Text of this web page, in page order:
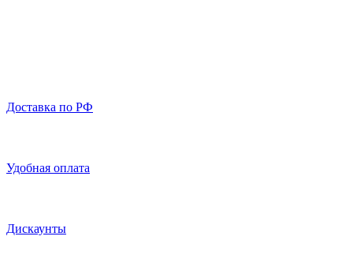
Доставка по РФ
Удобная оплата
Дискаунты